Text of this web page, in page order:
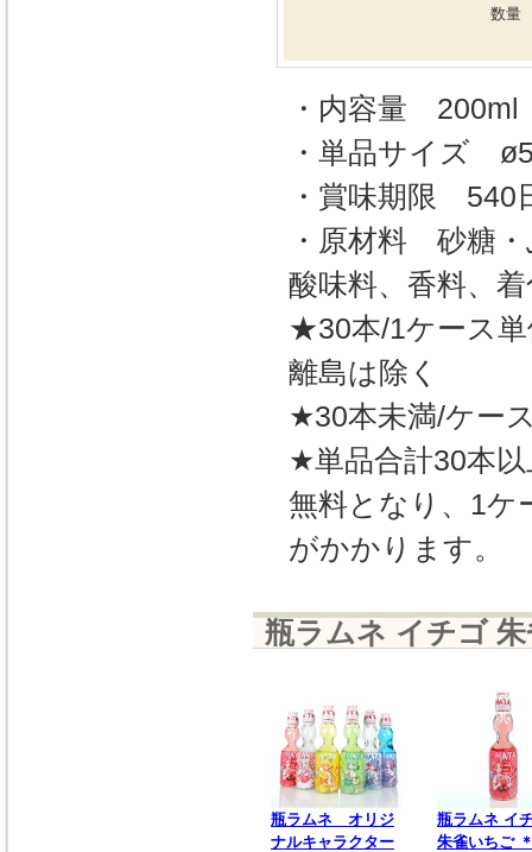
数量
・内容量 200ml
・単品サイズ
・賞味期限 540
・原材料 砂糖・
酸味料、香料、
★30本/1ケース
離島は除く
★30本未満/ケー
★単品合計30本
無料となり、1ケ
がかかります。
瓶ラムネ イチゴ
瓶ラムネ オリジ
ナルキャラクター
瓶ラムネ イ
朱雀いちご